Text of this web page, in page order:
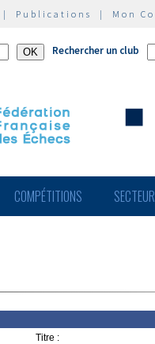
| Publications | Mon
Rechercher un club
COMPÉTITIONS
Titre :